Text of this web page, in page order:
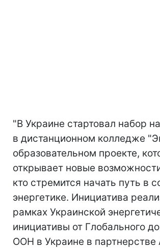
"В Украине стартовал набор
в дистанционном колледже
образовательном проекте,
открывает новые
кто стремится начать путь в
энергетике. Инициатива
рамках Украинской
инициативы от Глобального
ООН в Украине в партнерстве